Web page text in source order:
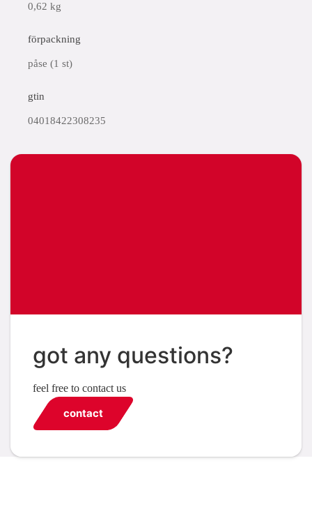
0,62 kg
förpackning
påse (1 st)
gtin
04018422308235
got any questions?
feel free to contact us
contact